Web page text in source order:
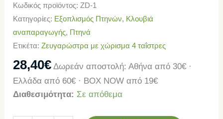
Κωδικός προϊόντος:ZD-1
Κατηγορίες: Εξοπλισμός Πτηνών, Κλουβιά
αναπαραγωγής, Πτηνά
Ετικέτα:Ζευγαρώστρα με χώρισμα 4 ταΐστρες
28,40€ Δωρεάν αποστολή: Αθήνα από 30€ ·
Ελλάδα από 60€ · BOX NOW από 19€
Διαθεσιμότητα: Σε απόθεμα